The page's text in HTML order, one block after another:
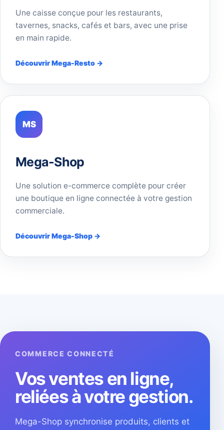
Une caisse conçue pour les restaurants,
tavernes, snacks, cafés et bars, avec une prise
en main rapide.
Découvrir Mega-Resto →
MS
Mega-Shop
Une solution e-commerce complète pour créer
une boutique en ligne connectée à votre gestion
commerciale.
Découvrir Mega-Shop →
COMMERCE CONNECTÉ
Vos ventes en ligne,
reliées à votre gestion.
Mega-Shop synchronise produits, clients et